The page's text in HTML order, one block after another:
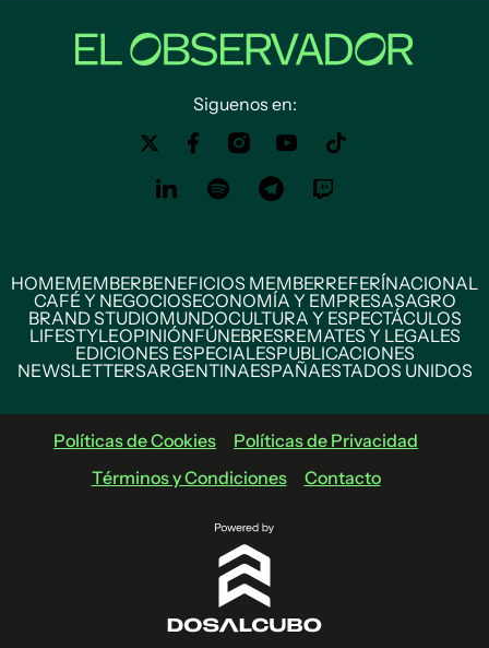
Siguenos en:
HOMEMEMBERBENEFICIOS MEMBERREFERÍNACIONAL
CAFÉ Y NEGOCIOSECONOMÍA Y EMPRESASAGRO
BRAND STUDIOMUNDOCULTURA Y ESPECTÁCULOS
LIFESTYLEOPINIÓNFÚNEBRESREMATES Y LEGALES
EDICIONES ESPECIALESPUBLICACIONES
NEWSLETTERSARGENTINAESPAÑAESTADOS UNIDOS
Políticas de Cookies
Políticas de Privacidad
Términos y Condiciones
Contacto